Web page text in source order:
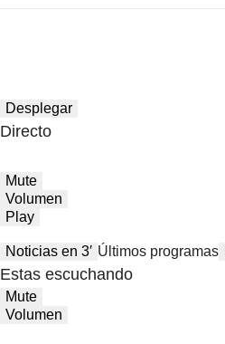
Desplegar
Directo
Mute
Volumen
Play
Noticias en 3′ Últimos programas
Estas escuchando
Mute
Volumen